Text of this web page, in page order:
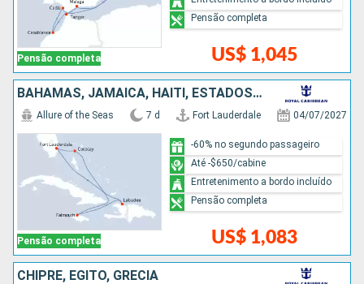
Pensão completa US$ 1,045
Pensão completa
BAHAMAS, JAMAICA, HAITI, ESTADOS UNIDOS
Pensão completa
Allure of the Seas 7 d Fort Lauderdale 04/07/2027
US$ 1,083
-60% no segundo passageiro
Até -$650/cabine
Entretenimento a bordo incluído
Pensão completa
CHIPRE, EGITO, GRÉCIA